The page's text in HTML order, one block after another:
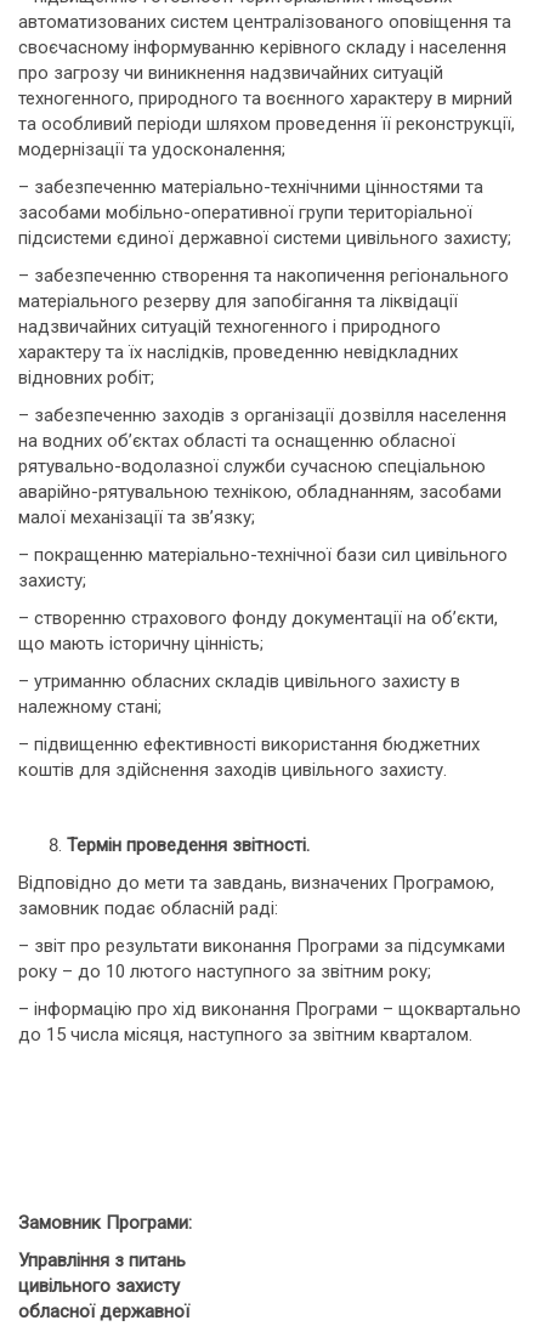
автоматизованих систем централізованого оповіщення та
своєчасному інформуванню керівного складу і населення
про загрозу чи виникнення надзвичайних ситуацій
техногенного, природного та воєнного характеру в мирний
та особливий періоди шляхом проведення її реконструкції,
модернізації та удосконалення;
– забезпеченню матеріально-технічними цінностями та
засобами мобільно-оперативної групи територіальної
підсистеми єдиної державної системи цивільного захисту;
– забезпеченню створення та накопичення регіонального
матеріального резерву для запобігання та ліквідації
надзвичайних ситуацій техногенного і природного
характеру та їх наслідків, проведенню невідкладних
відновних робіт;
– забезпеченню заходів з організації дозвілля населення
на водних об’єктах області та оснащенню обласної
рятувально-водолазної служби сучасною спеціальною
аварійно-рятувальною технікою, обладнанням, засобами
малої механізації та зв’язку;
– покращенню матеріально-технічної бази сил цивільного
захисту;
– створенню страхового фонду документації на об’єкти,
що мають історичну цінність;
– утриманню обласних складів цивільного захисту в
належному стані;
– підвищенню ефективності використання бюджетних
коштів для здійснення заходів цивільного захисту.
Термін проведення звітності.
Відповідно до мети та завдань, визначених Програмою,
замовник подає обласній раді:
– звіт про результати виконання Програми за підсумками
року – до 10 лютого наступного за звітним року;
– інформацію про хід виконання Програми – щоквартально
до 15 числа місяця, наступного за звітним кварталом.
Замовник Програми:
Управління з питань
цивільного захисту
обласної державної